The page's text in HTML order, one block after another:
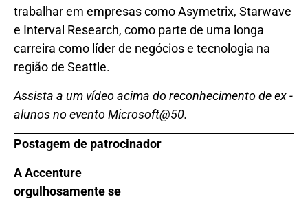
trabalhar em empresas como Asymetrix, Starwave
e Interval Research, como parte de uma longa
carreira como líder de negócios e tecnologia na
região de Seattle.
Assista a um vídeo acima do reconhecimento de ex -
alunos no evento Microsoft@50.
Postagem de patrocinador
A Accenture
orgulhosamente se